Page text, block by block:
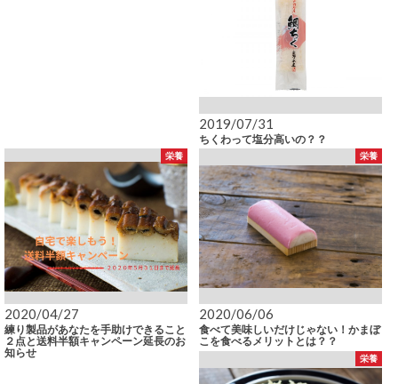
2019/07/31
ちくわって塩分高いの？？
栄養
2020/04/27
練り製品があなたを手助けできること
２点と送料半額キャンペーン延長のお
知らせ
栄養
2020/06/06
食べて美味しいだけじゃない！かまぼ
こを食べるメリットとは？？
栄養